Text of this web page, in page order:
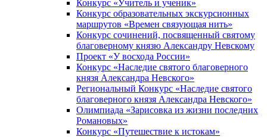
Конкурс «Учитель и ученик»
Конкурс образовательных экскурсионных
маршрутов «Времен связующая нить»
Конкурс сочинений, посвященный святому
благоверному князю Александру Невскому
Проект «У восхода России»
Конкурс «Наследие святого благоверного
князя Александра Невского»
Региональный Конкурс «Наследие святого
благоверного князя Александра Невского»
Олимпиада «Зарисовка из жизни последних
Романовых»
Конкурс «Путешествие к истокам»